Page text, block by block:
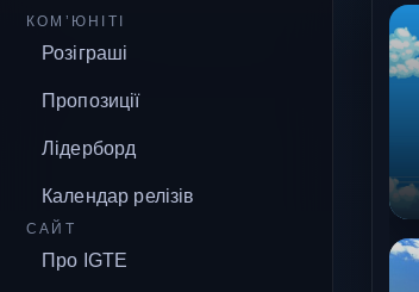
КОМ’ЮНІТІ
Розіграші
Пропозиції
Лідерборд
Календар релізів
САЙТ
Про IGTE